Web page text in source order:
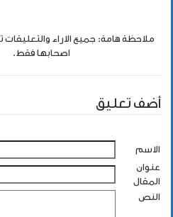
ملاحظة هامة: جميع الاراء
اصحابها فقط.
أضف تعليق
الاسم
عنوان
المقال
النص